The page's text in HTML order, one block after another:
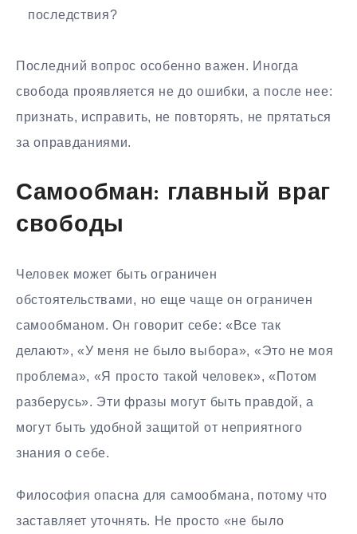
последствия?
Последний вопрос особенно важен. Иногда
свобода проявляется не до ошибки, а после нее:
признать, исправить, не повторять, не прятаться
за оправданиями.
Самообман: главный враг
свободы
Человек может быть ограничен
обстоятельствами, но еще чаще он ограничен
самообманом. Он говорит себе: «Все так
делают», «У меня не было выбора», «Это не моя
проблема», «Я просто такой человек», «Потом
разберусь». Эти фразы могут быть правдой, а
могут быть удобной защитой от неприятного
знания о себе.
Философия опасна для самообмана, потому что
заставляет уточнять. Не просто «не было